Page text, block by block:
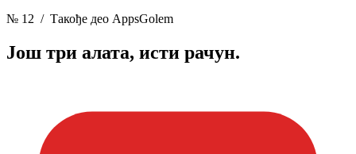
№ 12 / Такође део AppsGolem
Још три алата, исти рачун.